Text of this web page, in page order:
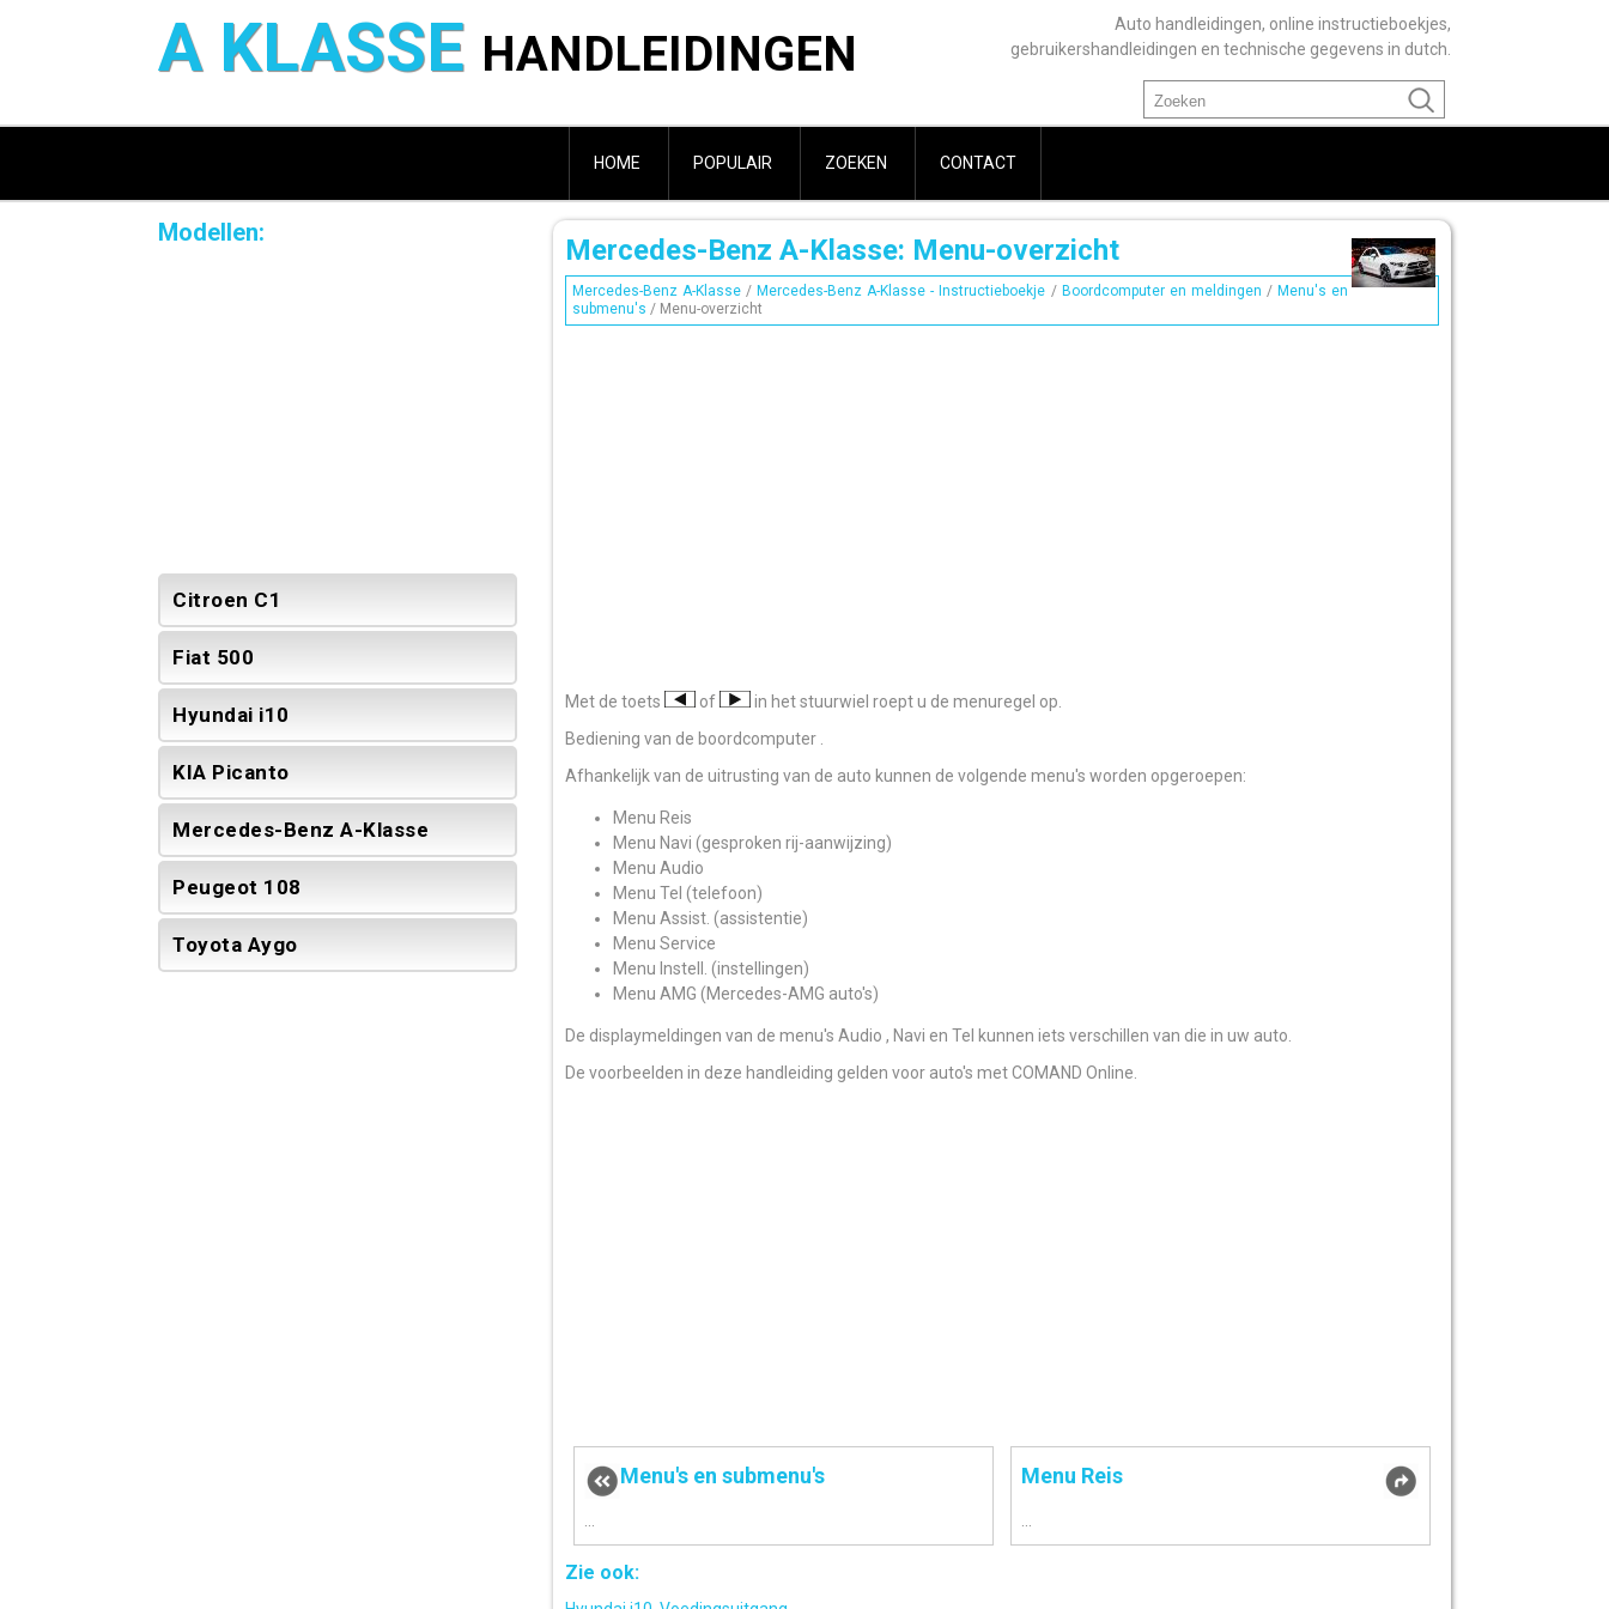
A KLASSE HANDLEIDINGEN
Auto handleidingen, online instructieboekjes,
gebruikershandleidingen en technische gegevens in dutch.
HOME POPULAIR ZOEKEN CONTACT
Mercedes-Benz A-Klasse: Menu-overzicht
Mercedes-Benz A-Klasse / Mercedes-Benz A-Klasse - Instructieboekje / Boordcomputer en meldingen / Menu's en
submenu's / Menu-overzicht
Met de toets of
in het stuurwiel roept u de menuregel op.
Bediening van de boordcomputer .
Afhankelijk van de uitrusting van de auto kunnen de volgende menu's worden opgeroepen:
Menu Reis
Menu Navi (gesproken rij-aanwijzing)
Menu Audio
Menu Tel (telefoon)
Menu Assist. (assistentie)
Menu Service
Menu Instell. (instellingen)
Menu AMG (Mercedes-AMG auto's)
De displaymeldingen van de menu's Audio , Navi en Tel kunnen iets verschillen van die in uw auto.
De voorbeelden in deze handleiding gelden voor auto's met COMAND Online.
Menu's en submenu's Menu Reis
Zie ook:
Modellen:
Citroen C1
Fiat 500
Hyundai i10
KIA Picanto
Mercedes-Benz A-Klasse
Peugeot 108
Toyota Aygo